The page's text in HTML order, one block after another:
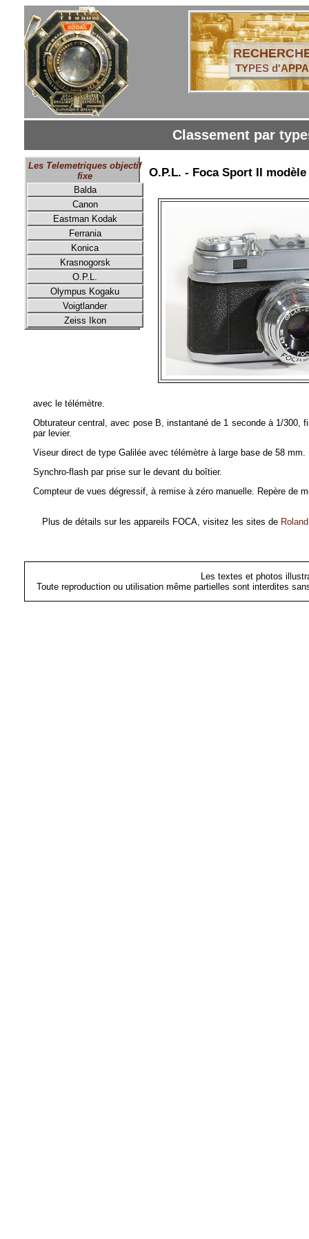
TYPES
Classement par
Les Telemetriques objectif
fixe
Balda
Canon
Eastman Kodak
Ferrania
Konica
Krasnogorsk
O.P.L.
Olympus Kogaku
Voigtlander
Zeiss Ikon
O.P.L. - Foca Sport II
avec le télémètre.
Obturateur central, avec pose B, instantané de 1 seconde à 1/300,
par levier.
Viseur direct de type Galilée avec télémètre à large base de 58 mm.
Synchro-flash par prise sur le devant du boîtier.
Compteur de vues dégressif, à remise à zéro manuelle. Repère de
Plus de détails sur les appareils FOCA, visitez les sites de
Les textes et photos
Toute reproduction ou utilisation même partielles sont interdites